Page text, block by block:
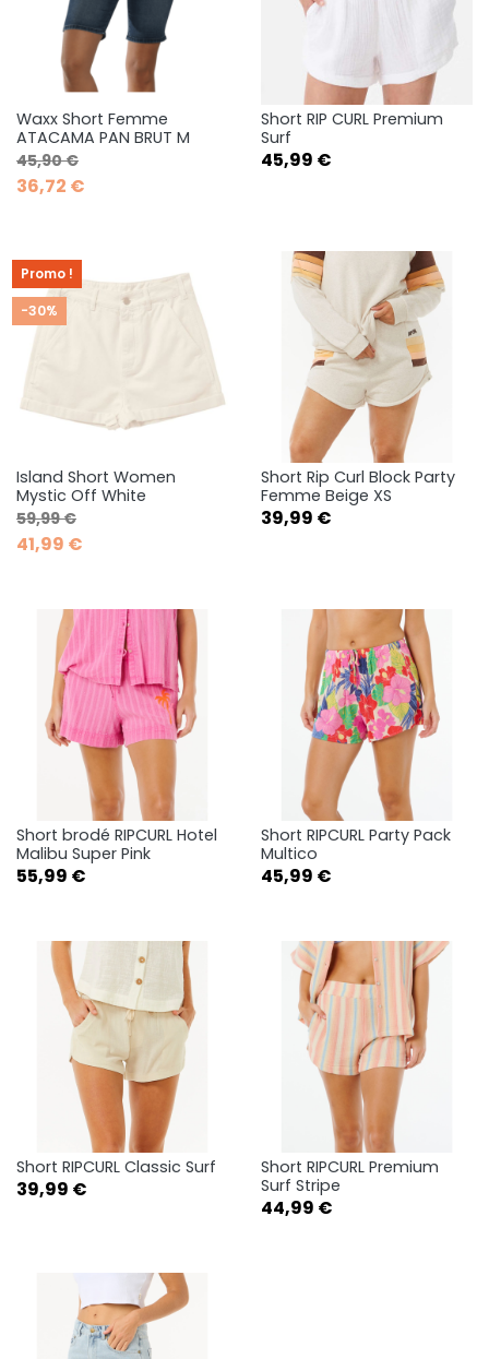
Waxx Short Femme
ATACAMA PAN BRUT M
Prix de base
45,90 €Prix
36,72 €
Short RIP CURL Premium
Surf
Prix
45,99 €
Island Short Women
Mystic Off White
Prix de base
59,99 €Prix
41,99 €
Promo !
-30%
Short Rip Curl Block Party
Femme Beige XS
Prix
39,99 €
Short brodé RIPCURL Hotel
Malibu Super Pink
Prix
55,99 €
Short RIPCURL Party Pack
Multico
Prix
45,99 €
Short RIPCURL Classic Surf
Prix
39,99 €
Short RIPCURL Premium
Surf Stripe
Prix
44,99 €